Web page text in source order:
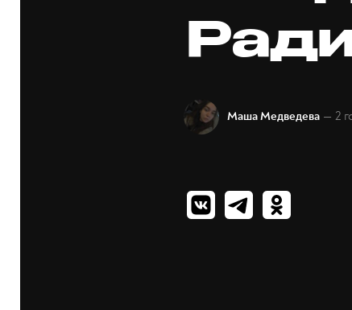
Маша Медведева — 2